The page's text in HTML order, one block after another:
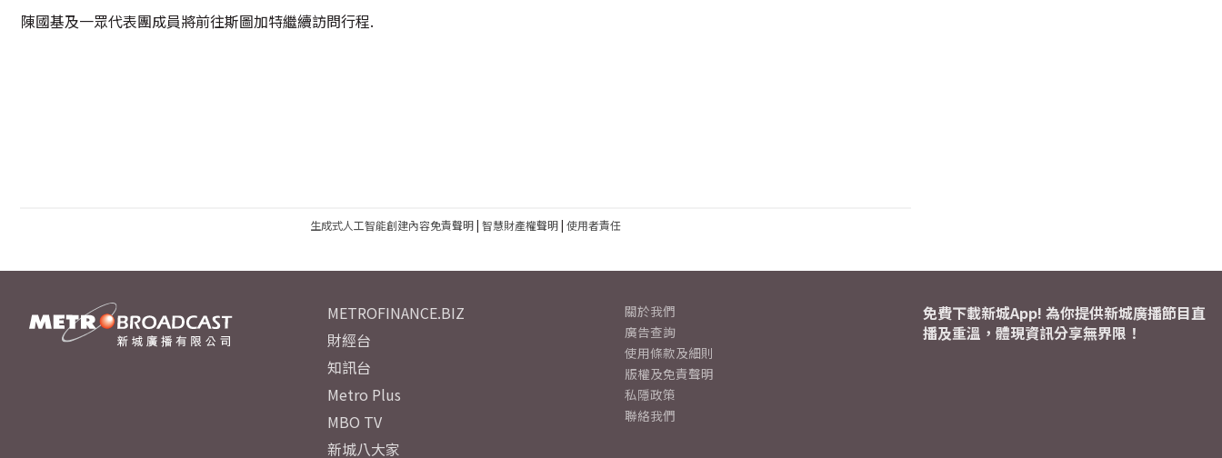
陳國基及一眾代表團成員將前往斯圖加特繼續訪問行程.
生成式人工智能創建內容免責聲明| 智慧財產權聲明| 使用者責任
METROFINANCE.BIZ
財經台
知訊台
Metro Plus
MBO TV
新城八大家
關於我們
廣告查詢
使用條款及細則
版權及免責聲明
私隱政策
聯絡我們
免費下載新城App! 為你提供新城廣播節目直
播及重溫，體現資訊分享無界限！